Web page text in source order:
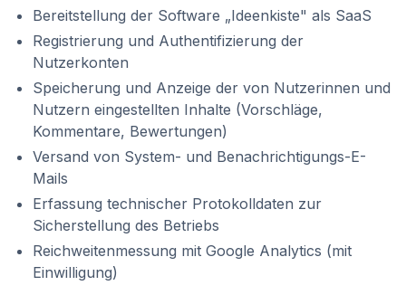
Bereitstellung der Software „Ideenkiste" als SaaS
Registrierung und Authentifizierung der
Nutzerkonten
Speicherung und Anzeige der von Nutzerinnen und
Nutzern eingestellten Inhalte (Vorschläge,
Kommentare, Bewertungen)
Versand von System- und Benachrichtigungs-E-
Mails
Erfassung technischer Protokolldaten zur
Sicherstellung des Betriebs
Reichweitenmessung mit Google Analytics (mit
Einwilligung)